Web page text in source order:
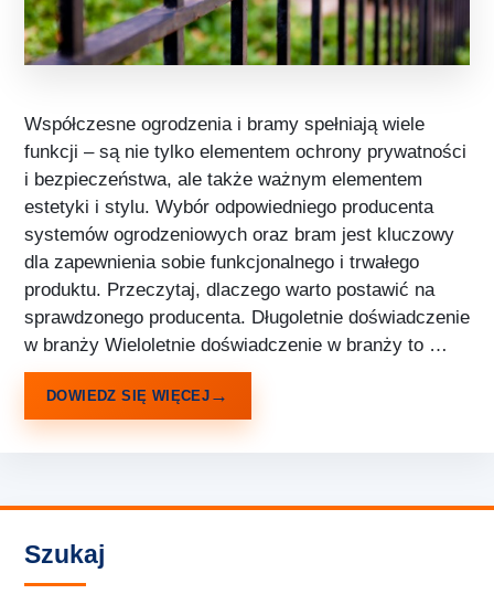
Współczesne ogrodzenia i bramy spełniają wiele
funkcji – są nie tylko elementem ochrony prywatności
i bezpieczeństwa, ale także ważnym elementem
estetyki i stylu. Wybór odpowiedniego producenta
systemów ogrodzeniowych oraz bram jest kluczowy
dla zapewnienia sobie funkcjonalnego i trwałego
produktu. Przeczytaj, dlaczego warto postawić na
sprawdzonego producenta. Długoletnie doświadczenie
w branży Wieloletnie doświadczenie w branży to …
DOWIEDZ SIĘ WIĘCEJ
Szukaj